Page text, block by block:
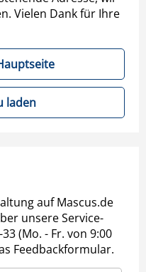
Vielen Dank für Ihre
laden
auf Mascus.de
unsere Service-
(Mo. - Fr. von 9:00
Feedbackformular.